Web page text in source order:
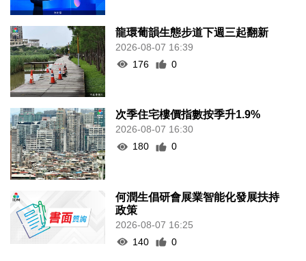
龍環葡韻生態步道下週三起翻新
2026-08-07 16:39
176
0
次季住宅樓價指數按季升1.9%
2026-08-07 16:30
180
0
何潤生倡研會展業智能化發展扶持
政策
2026-08-07 16:25
140
0